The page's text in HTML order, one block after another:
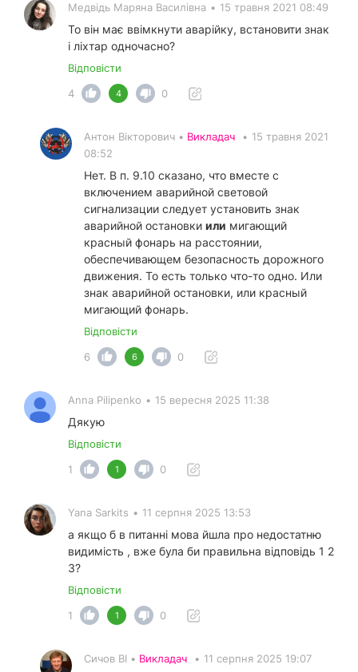
Медвідь Маряна Василівна • 15 травня 2021 08:49
То він має ввімкнути аварійку, встановити знак
і ліхтар одночасно?
Відповісти
4
4 0
Антон Вікторович • Викладач • 15 травня 2021
08:52
Нет. В п. 9.10 сказано, что вместе с
включением аварийной световой
сигнализации следует установить знак
аварийной остановки или мигающий
красный фонарь на расстоянии,
обеспечивающем безопасность дорожного
движения. То есть только что-то одно. Или
знак аварийной остановки, или красный
мигающий фонарь.
Відповісти
6
6 0
Anna Pilipenko • 15 вересня 2025 11:38
Дякую
Відповісти
1
1 0
Yana Sarkits • 11 серпня 2025 13:53
а якщо б в питанні мова йшла про недостатню
видимість , вже була би правильна відповідь 1 2
3?
Відповісти
1
1 0
Сичов ВІ • Викладач • 11 серпня 2025 19:07